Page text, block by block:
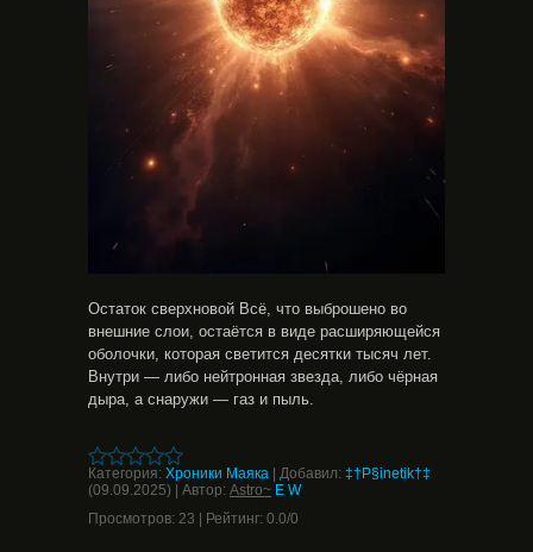
Остаток сверхновой Всё, что выброшено во
внешние слои, остаётся в виде расширяющейся
оболочки, которая светится десятки тысяч лет.
Внутри — либо нейтронная звезда, либо чёрная
дыра, а снаружи — газ и пыль.
Категория: Хроники Маяка Добавил: ‡†P§inetik†‡
(09.09.2025)
Автор: Astro~ E W
Просмотров: 23 Рейтинг: 0.0/0